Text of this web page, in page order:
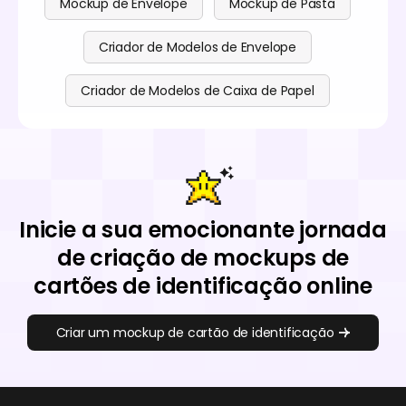
Mockup de Envelope Mockup de Pasta
Criador de Modelos de Envelope
Criador de Modelos de Caixa de Papel
Inicie a sua emocionante jornada
de criação de mockups de
cartões de identificação online
Criar um mockup de cartão de identificação